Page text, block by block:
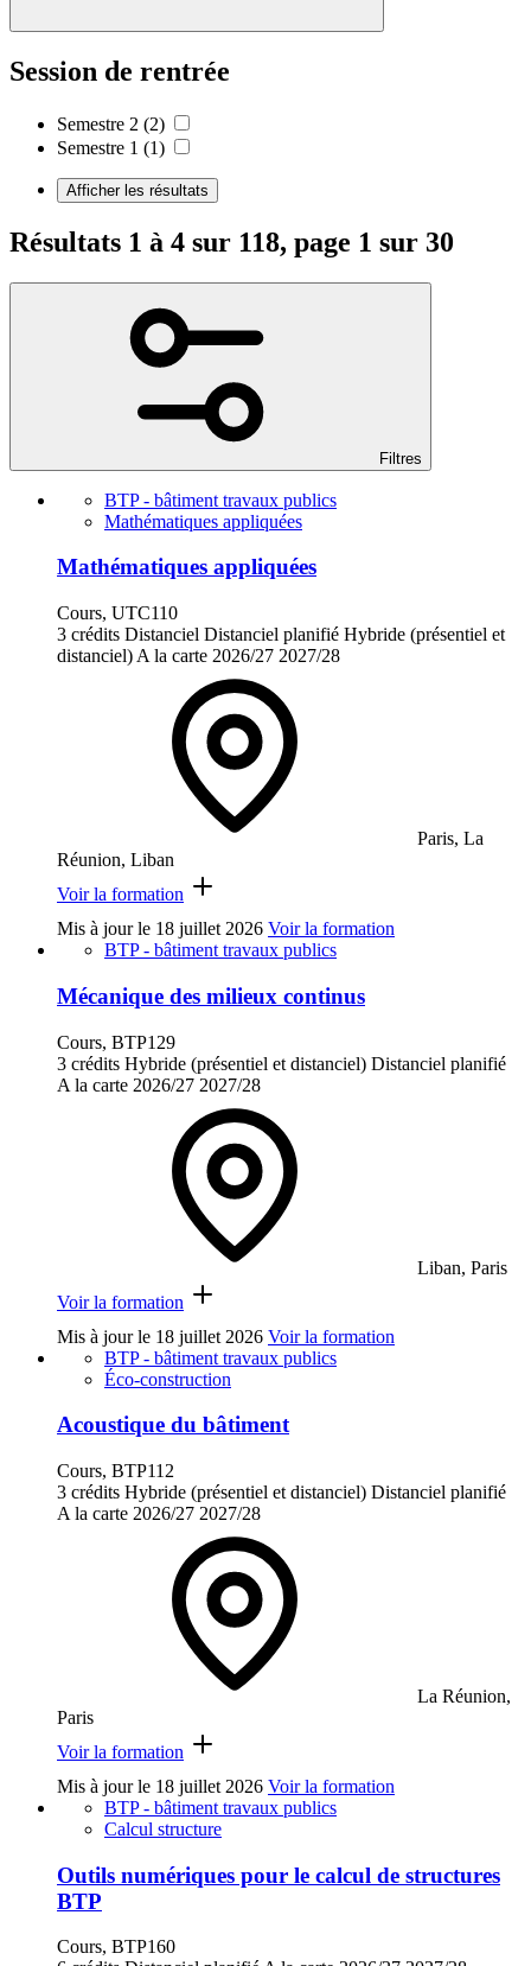
Session de rentrée
Semestre 2 (2)
Semestre 1 (1)
Afficher les résultats
Résultats 1 à 4 sur 118, page 1 sur 30
Filtres
BTP - bâtiment travaux publics
Mathématiques appliquées
Mathématiques appliquées
Cours, UTC110
3 crédits Distanciel Distanciel planifié Hybride (présentiel et
distanciel) A la carte 2026/27 2027/28
Paris, La
Réunion, Liban
Voir la formation
Mis à jour le 18 juillet 2026 Voir la formation
BTP - bâtiment travaux publics
Mécanique des milieux continus
Cours, BTP129
3 crédits Hybride (présentiel et distanciel) Distanciel planifié
A la carte 2026/27 2027/28
Liban, Paris
Voir la formation
Mis à jour le 18 juillet 2026 Voir la formation
BTP - bâtiment travaux publics
Éco-construction
Acoustique du bâtiment
Cours, BTP112
3 crédits Hybride (présentiel et distanciel) Distanciel planifié
A la carte 2026/27 2027/28
La Réunion,
Paris
Voir la formation
Mis à jour le 18 juillet 2026 Voir la formation
BTP - bâtiment travaux publics
Calcul structure
Outils numériques pour le calcul de structures
BTP
Cours, BTP160